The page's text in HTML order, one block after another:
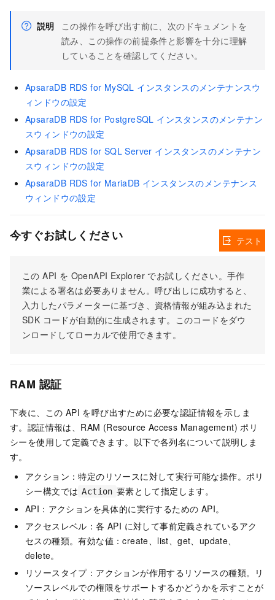
説明
この操作を呼び出す前に、次のドキュメントを
読み、この操作の前提条件と影響を十分に理解
していることを確認してください。
ApsaraDB RDS for MySQL インスタンスのメンテナンスウ
ィンドウの設定
ApsaraDB RDS for PostgreSQL インスタンスのメンテナン
スウィンドウの設定
ApsaraDB RDS for SQL Server インスタンスのメンテナン
スウィンドウの設定
ApsaraDB RDS for MariaDB インスタンスのメンテナンス
ウィンドウの設定
今すぐお試しください
この API を OpenAPI Explorer でお試しください。手作
業による署名は必要ありません。呼び出しに成功すると、
入力したパラメーターに基づき、資格情報が組み込まれた
SDK コードが自動的に生成されます。このコードをダウ
ンロードしてローカルで使用できます。
テスト
RAM 認証
下表に、この API を呼び出すために必要な認証情報を示しま
す。認証情報は、RAM (Resource Access Management) ポリ
シーを使用して定義できます。以下で各列名について説明しま
す。
アクション：特定のリソースに対して実行可能な操作。ポリ
シー構文では Action 要素として指定します。
API：アクションを具体的に実行するための API。
アクセスレベル：各 API に対して事前定義されているアク
セスの種類。有効な値：create、list、get、update、
delete。
リソースタイプ：アクションが作用するリソースの種類。リ
ソースレベルでの権限をサポートするかどうかを示すことが